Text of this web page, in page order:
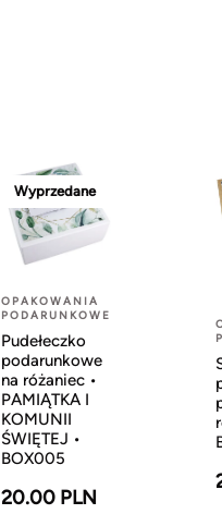
Wyprzedane
OPAKOWANIA
PODARUNKOWE
Pudełeczko
podarunkowe
na różaniec •
PAMIĄTKA I
KOMUNII
ŚWIĘTEJ •
BOX005
20.00 PLN